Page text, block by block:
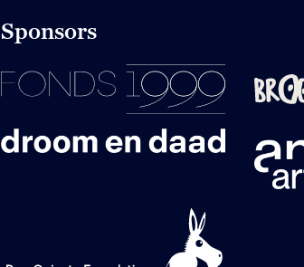
Sponsors